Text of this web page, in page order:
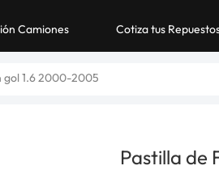
Camiones Cotiza tus
gol 1.6 2000-2005
Pastilla de